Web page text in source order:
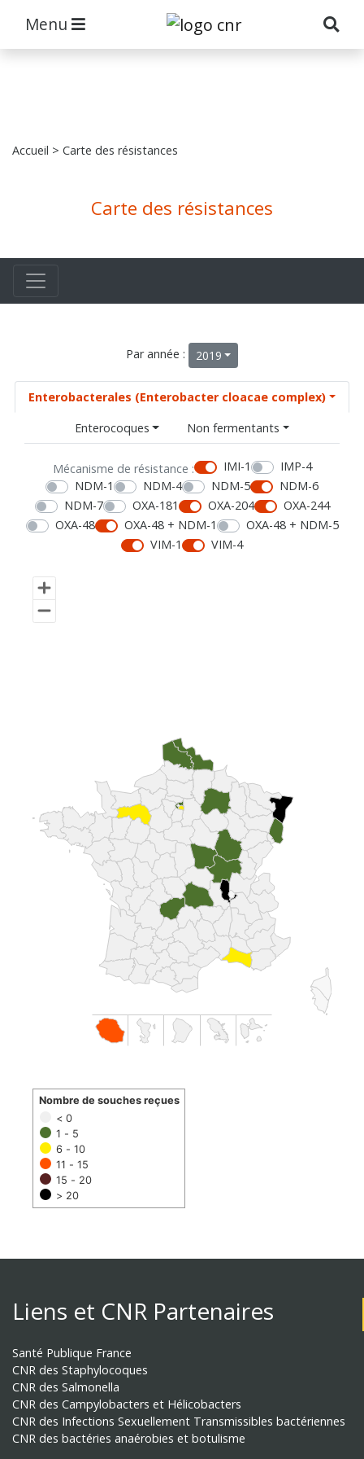
Menu
Accueil > Carte des résistances
Carte des résistances
Par année : 2019
Enterobacterales (Enterobacter cloacae complex)
Enterocoques
Non fermentants
Mécanisme de résistance : IMI-1
IMP-4
NDM-1
NDM-4 NDM-5
NDM-6
NDM-7
OXA-181 OXA-204
OXA-244
OXA-48
OXA-48 + NDM-1
OXA-48 + NDM-5
VIM-1
VIM-4
< 0
1 - 5
6 - 10
11 - 15
15 - 20
> 20
Nombre de souches reçues
Liens et CNR Partenaires
Santé Publique France
CNR des Staphylocoques
CNR des Salmonella
CNR des Campylobacters et Hélicobacters
CNR des Infections Sexuellement Transmissibles bactériennes
CNR des bactéries anaérobies et botulisme